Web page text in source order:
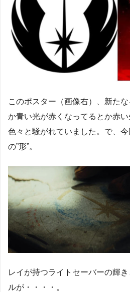
このポスター（画像右）、新た
か青い光が赤くなってるとか赤
色々と騒がれていました。で、
の”形”。
レイが持つライトセーバーの輝
ルが・・・・。